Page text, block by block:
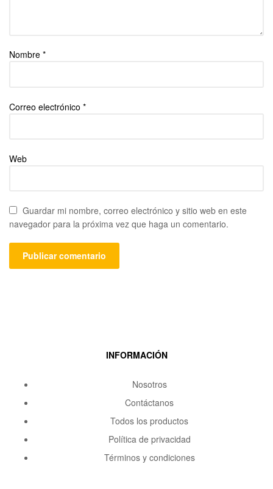
Nombre *
Correo electrónico *
Web
Guardar mi nombre, correo electrónico y sitio web en este
navegador para la próxima vez que haga un comentario.
INFORMACIÓN
Nosotros
Contáctanos
Todos los productos
Política de privacidad
Términos y condiciones